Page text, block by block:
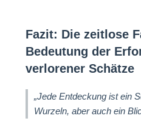
Fazit: Die zeitlose
Bedeutung der
verlorener Schätze
„Jede Entdeckung ist ein
Wurzeln, aber auch ein